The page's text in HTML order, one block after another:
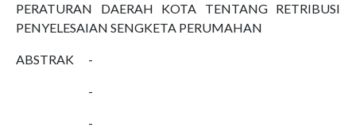
PERATURAN DAERAH KOTA TENTANG RETRIBUSI
PENYELESAIAN SENGKETA PERUMAHAN
ABSTRAK -
-
-